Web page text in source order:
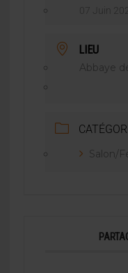
07 Juin
LIEU
Abbaye
Salon/